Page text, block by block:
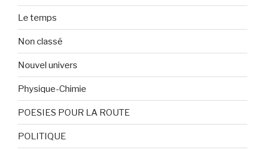
Le temps
Non classé
Nouvel univers
Physique-Chimie
POESIES POUR LA ROUTE
POLITIQUE